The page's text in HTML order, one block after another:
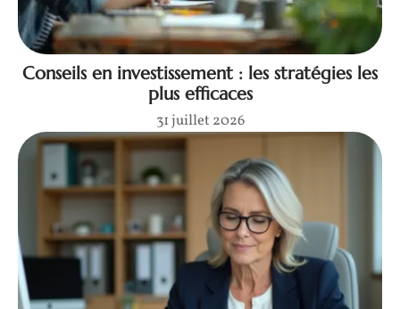
Conseils en investissement : les stratégies les
plus efficaces
31 juillet 2026